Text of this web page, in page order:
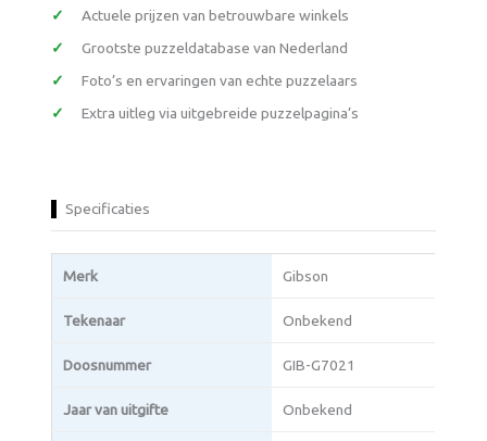
Actuele prijzen van betrouwbare winkels
Grootste puzzeldatabase van Nederland
Foto’s en ervaringen van echte puzzelaars
Extra uitleg via uitgebreide puzzelpagina’s
Specificaties
Merk Gibson
Tekenaar Onbekend
Doosnummer GIB-G7021
Jaar van uitgifte Onbekend